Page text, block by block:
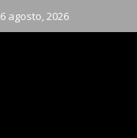
6 agosto, 2026